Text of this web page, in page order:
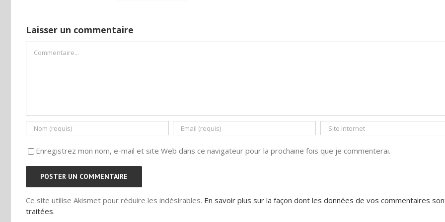
Laisser un commentaire
Enregistrez mon nom, e-mail et site Web dans ce navigateur pour la prochaine fois que je commenterai.
Ce site utilise Akismet pour réduire les indésirables. En savoir plus sur la façon dont les données de vos commentaires
traitées.